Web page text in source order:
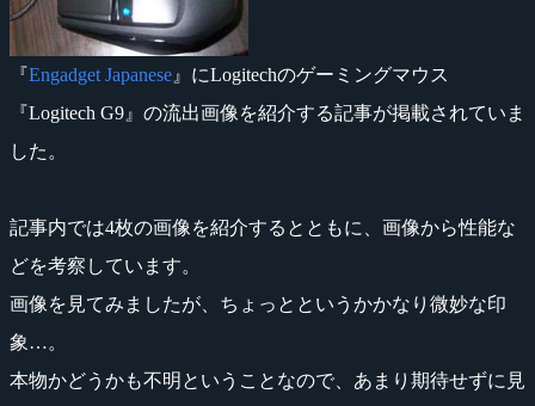
『Engadget Japanese 』にLogitechのゲーミングマウス
『Logitech G9』の流出画像を紹介する記事が掲載されていま
した。
記事内では4枚の画像を紹介するとともに、画像から性能な
どを考察しています。
画像を見てみましたが、ちょっとというかかなり微妙な印
象…。
本物かどうかも不明ということなので、あまり期待せずに見